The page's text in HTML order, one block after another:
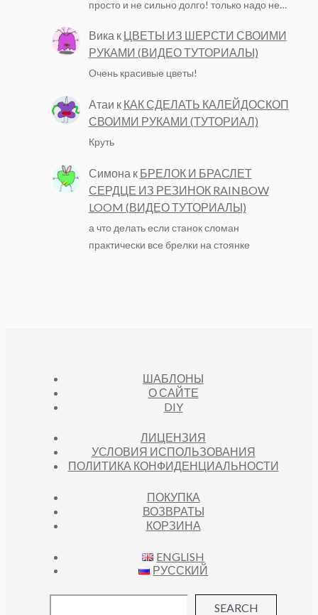
просто и не сильно долго! только надо не…
Вика к ЦВЕТЫ ИЗ ШЕРСТИ СВОИМИ
РУКАМИ (ВИДЕО ТУТОРИАЛЫ)
Очень красивые цветы!
Атаи к КАК СДЕЛАТЬ КАЛЕЙДОСКОП
СВОИМИ РУКАМИ (ТУТОРИАЛ)
Круть
Симона к БРЕЛОК И БРАСЛЕТ
СЕРДЦЕ ИЗ РЕЗИНОК RAINBOW
LOOM (ВИДЕО ТУТОРИАЛЫ)
а что делать если станок сломан
практически все брелки на стоянке
ШАБЛОНЫ
О САЙТЕ
DIY
ЛИЦЕНЗИЯ
УСЛОВИЯ ИСПОЛЬЗОВАНИЯ
ПОЛИТИКА КОНФИДЕНЦИАЛЬНОСТИ
ПОКУПКА
ВОЗВРАТЫ
КОРЗИНА
ENGLISH
РУССКИЙ
SEARCH